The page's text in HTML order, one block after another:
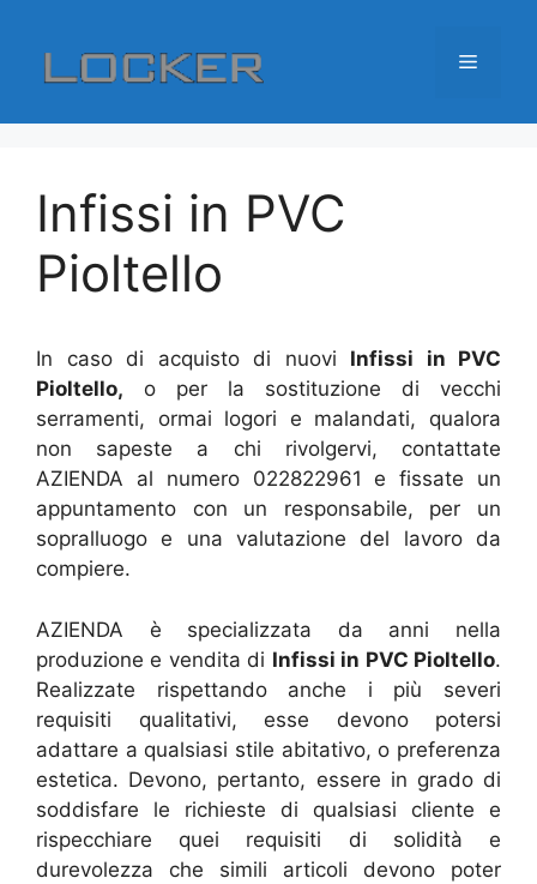
contenuto
Menu
Infissi in PVC
Pioltello
In caso di acquisto di nuovi Infissi in PVC
Pioltello, o per la sostituzione di vecchi
serramenti, ormai logori e malandati, qualora
non sapeste a chi rivolgervi, contattate
AZIENDA al numero 022822961 e fissate un
appuntamento con un responsabile, per un
sopralluogo e una valutazione del lavoro da
compiere.
AZIENDA è specializzata da anni nella
produzione e vendita di Infissi in PVC Pioltello.
Realizzate rispettando anche i più severi
requisiti qualitativi, esse devono potersi
adattare a qualsiasi stile abitativo, o preferenza
estetica. Devono, pertanto, essere in grado di
soddisfare le richieste di qualsiasi cliente e
rispecchiare quei requisiti di solidità e
durevolezza che simili articoli devono poter